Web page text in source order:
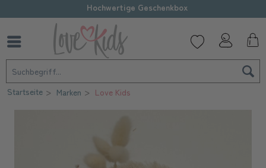
Hochwertige Geschenkbox
Startseite Marken Love Kids